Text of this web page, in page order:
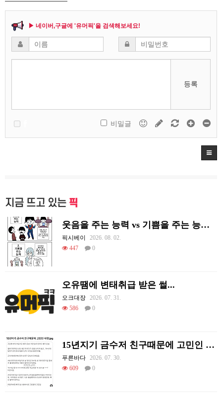
▶ 네이버,구글에 '유머픽'을 검색해보세요!
등록
비밀글
지금 뜨고 있는 픽
웃음을 주는 능력 vs 기쁨을 주는 능력 만화
픽시베이
2026. 08. 02.
447
0
오유땜에 변태취급 받은 썰...
오크대장 2026. 07. 31.
586
0
15년지기 금수저 친구때문에 고민인 사람
푸른바다 2026. 07. 30.
609
0